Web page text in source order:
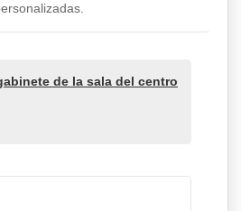
de la sala del centro